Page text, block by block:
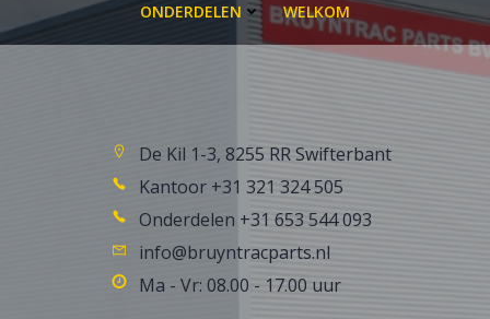
ONDERDELEN WELKOM
De Kil 1-3, 8255 RR Swifterbant
Kantoor +31 321 324 505
Onderdelen +31 653 544 093
info@bruyntracparts.nl
Ma - Vr: 08.00 - 17.00 uur